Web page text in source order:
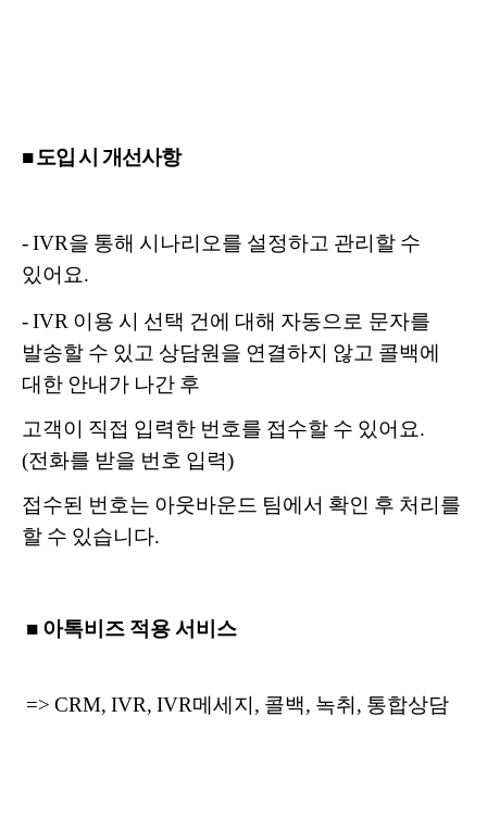
■ 도입 시 개선사항
- IVR을 통해 시나리오를 설정하고 관리할 수
있어요.
-IVR 이용 시 선택 건에 대해 자동으로 문자를
발송할 수 있고 상담원을 연결하지 않고 콜백에
대한 안내가 나간 후
고객이 직접 입력한 번호를 접수할 수 있어요.
(전화를 받을 번호 입력)
접수된 번호는 아웃바운드 팀에서 확인 후 처리를
할 수 있습니다.
■ 아톡비즈 적용 서비스
=> CRM, IVR, IVR메세지, 콜백, 녹취, 통합상담